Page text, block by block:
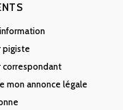
information
pigiste
correspondant
mon annonce légale